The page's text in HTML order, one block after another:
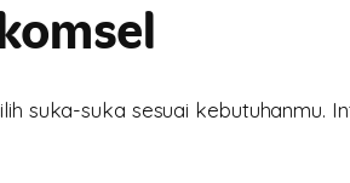
suka-suka sesuai kebutuhanmu.